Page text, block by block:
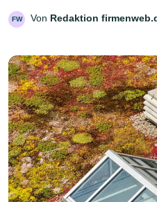
FW Von Redaktion